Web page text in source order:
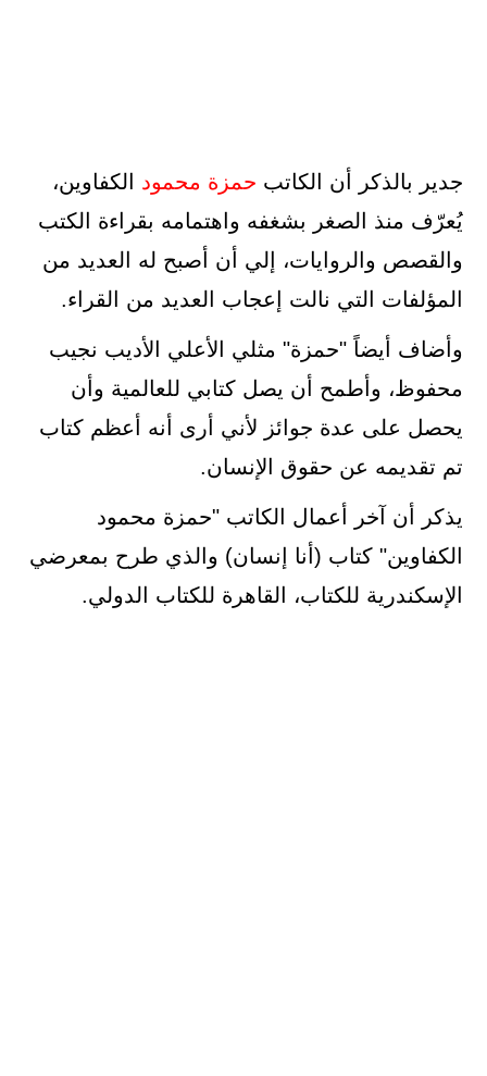
جدير بالذكر أن الكاتب حمزة محمود الكفاوين،
يُعرّف منذ الصغر بشغفه واهتمامه بقراءة الكتب
والقصص والروايات، إلي أن أصبح له العديد من
المؤلفات التي نالت إعجاب العديد من القراء.
وأضاف أيضاً "حمزة" مثلي الأعلي الأديب نجيب
محفوظ، وأطمح أن يصل كتابي للعالمية وأن
يحصل على عدة جوائز لأني أرى أنه أعظم كتاب
تم تقديمه عن حقوق الإنسان.
يذكر أن آخر أعمال الكاتب "حمزة محمود
الكفاوين" كتاب (أنا إنسان) والذي طرح بمعرضي
الإسكندرية للكتاب، القاهرة للكتاب الدولي.